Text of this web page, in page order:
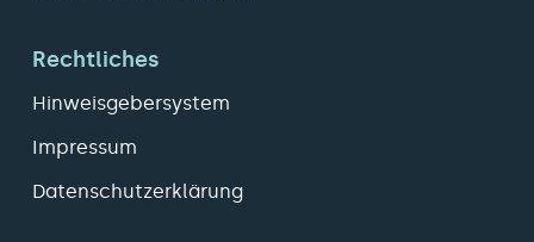
Rechtliches
Hinweisgebersystem
Impressum
Datenschutzerklärung